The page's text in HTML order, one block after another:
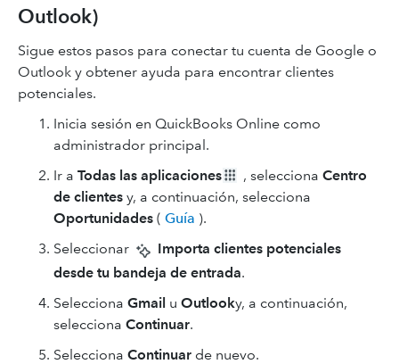
Outlook)
Sigue estos pasos para conectar tu cuenta de Google o
Outlook y obtener ayuda para encontrar clientes
potenciales.
Inicia sesión en QuickBooks Online como
administrador principal.
Ir a Todas las aplicaciones , selecciona Centro
de clientes y, a continuación, selecciona
Oportunidades ( Guía ).
Seleccionar
Importa clientes potenciales
desde tu bandeja de entrada.
Selecciona Gmail u Outlooky, a continuación,
selecciona Continuar.
Selecciona Continuar de nuevo.